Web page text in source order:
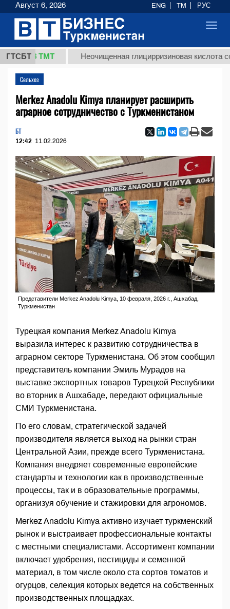
ГТСБТ
ТМТ Неочищенная глицирризиновая кислота
Сельхоз
Merkez Anadolu Kimya планирует расширить
аграрное сотрудничество с Туркменистаном
БТ
12:42 11.02.2026
Представители Merkez Anadolu Kimya, 10 февраля, 2026 г., Ашхабад,
Туркменистан
Турецкая компания Merkez Anadolu Kimya
выразила интерес к развитию сотрудничества в
аграрном секторе Туркменистана. Об этом сообщил
представитель компании Эмиль Мурадов на
выставке экспортных товаров Турецкой Республики
во вторник в Ашхабаде, передают официальные
СМИ Туркменистана.
По его словам, стратегической задачей
производителя является выход на рынки стран
Центральной Азии, прежде всего Туркменистана.
Компания внедряет современные европейские
стандарты и технологии как в производственные
процессы, так и в образовательные программы,
организуя обучение и стажировки для агрономов.
Merkez Anadolu Kimya активно изучает туркменский
рынок и выстраивает профессиональные контакты
с местными специалистами. Ассортимент компании
включает удобрения, пестициды и семенной
материал, в том числе около ста сортов томатов и
огурцов, селекция которых ведется на собственных
производственных площадках.
Август 6, 2026 ENG TM РУС